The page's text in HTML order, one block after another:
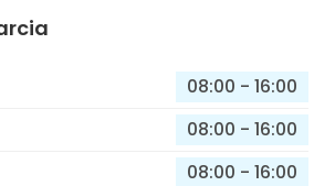
08:00 - 16:00
08:00 - 16:00
08:00 - 16:00